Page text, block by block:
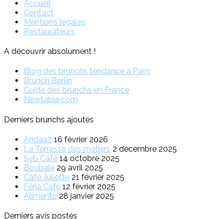
Accueil
Contact
Mentions légales
Restaurateurs
A découvrir absolument !
Blog des brunchs tendance à Paris
Brunch Berlin
Guide des brunchs en France
Newtable.com
Derniers brunchs ajoutés
Andaaz 16 février 2026
La Terrasse des métiers 2 décembre 2025
Seb Café 14 octobre 2025
Boubalé 29 avril 2025
Café Juliette 21 février 2025
Féria Café 12 février 2025
Alimento 28 janvier 2025
Derniers avis postés